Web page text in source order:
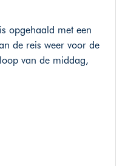
opgehaald met een
de reis weer voor de
van de middag,